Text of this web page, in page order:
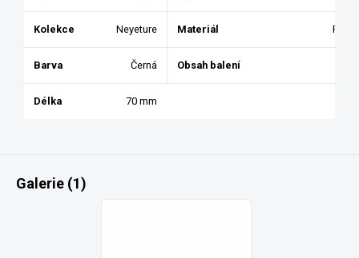
Kolekce Neyeture Materiál Pryž
Barva Černá Obsah balení
Délka 70 mm
Galerie (1)